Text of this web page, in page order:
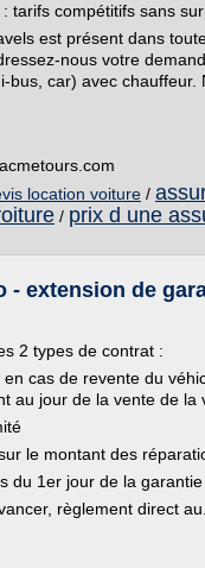
tarifs compétitifs sans
est présent dans
nous votre
bus, car) avec chauffeur.
location voiture /
/ prix d une
- extension de
2 types de contrat :
cas de revente du
au jour de la vente de la
le montant des
du 1er jour de la
règlement direct